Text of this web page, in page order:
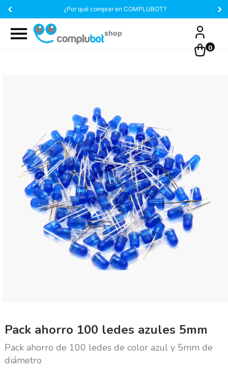
¿Por qué comprar en COMPLUBOT?
0
Pack ahorro 100 ledes azules 5mm
Pack ahorro de 100 ledes de color azul y 5mm de
diámetro